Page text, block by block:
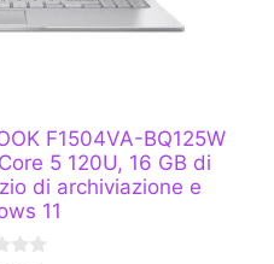
F1504VA-BQ125W
5 120U, 16 GB di
di archiviazione e
11